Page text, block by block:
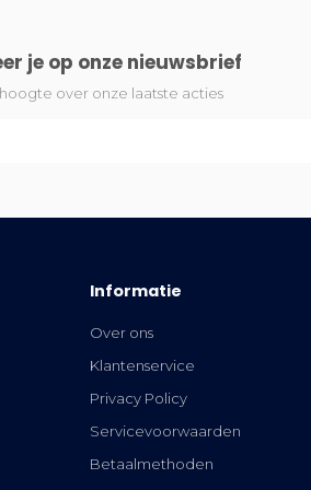
je op onze nieuwsbrief
over onze laatste acties
Informatie
Over ons
Klantenservice
Privacy Policy
Servicevoorwaarden
Betaalmethoden